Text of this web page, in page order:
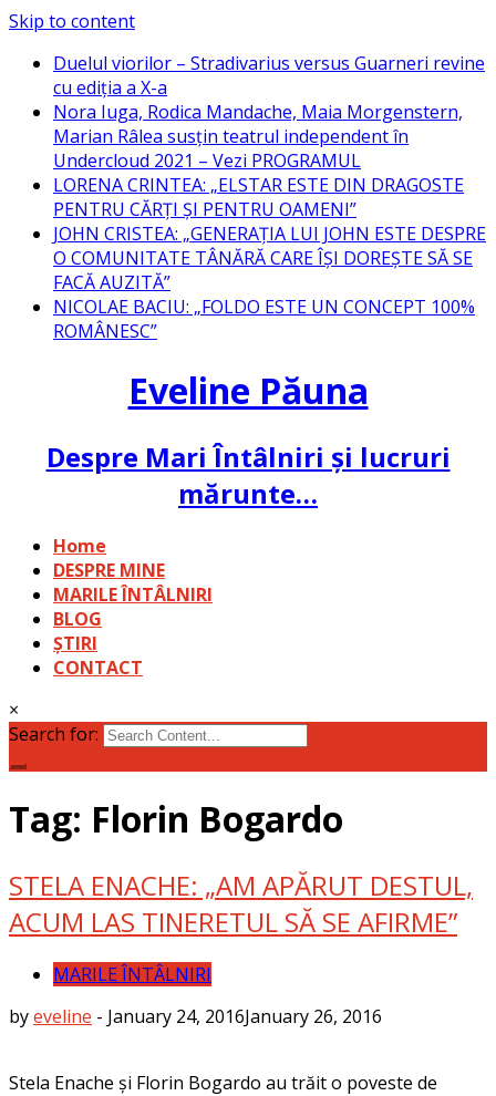
Skip to content
Duelul viorilor – Stradivarius versus Guarneri revine
cu ediția a X-a
Nora Iuga, Rodica Mandache, Maia Morgenstern,
Marian Râlea susțin teatrul independent în
Undercloud 2021 – Vezi PROGRAMUL
LORENA CRINTEA: „ELSTAR ESTE DIN DRAGOSTE
PENTRU CĂRȚI ȘI PENTRU OAMENI”
JOHN CRISTEA: „GENERAȚIA LUI JOHN ESTE DESPRE
O COMUNITATE TÂNĂRĂ CARE ÎȘI DOREȘTE SĂ SE
FACĂ AUZITĂ”
NICOLAE BACIU: „FOLDO ESTE UN CONCEPT 100%
ROMÂNESC”
Eveline Păuna
Despre Mari Întâlniri și lucruri
mărunte…
Home
DESPRE MINE
MARILE ÎNTÂLNIRI
BLOG
ȘTIRI
CONTACT
×
Search for:
Tag: Florin Bogardo
STELA ENACHE: „AM APĂRUT DESTUL,
ACUM LAS TINERETUL SĂ SE AFIRME”
MARILE ÎNTÂLNIRI
byeveline - January 24, 2016January 26, 2016
Stela Enache și Florin Bogardo au trăit o poveste de